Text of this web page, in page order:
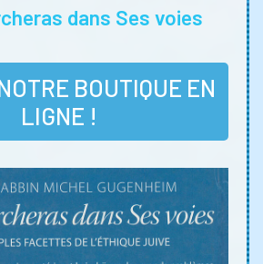
dans Ses voies
BOUTIQUE EN
LIGNE !